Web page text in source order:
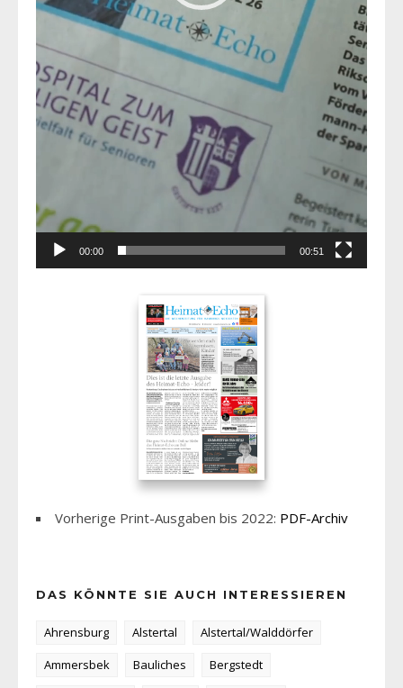
00:00 00:51
Vorherige Print-Ausgaben bis 2022: PDF-Archiv
DAS KÖNNTE SIE AUCH INTERESSIEREN
Ahrensburg Alstertal
Alstertal/Walddörfer
Ammersbek
Bauliches
Bergstedt